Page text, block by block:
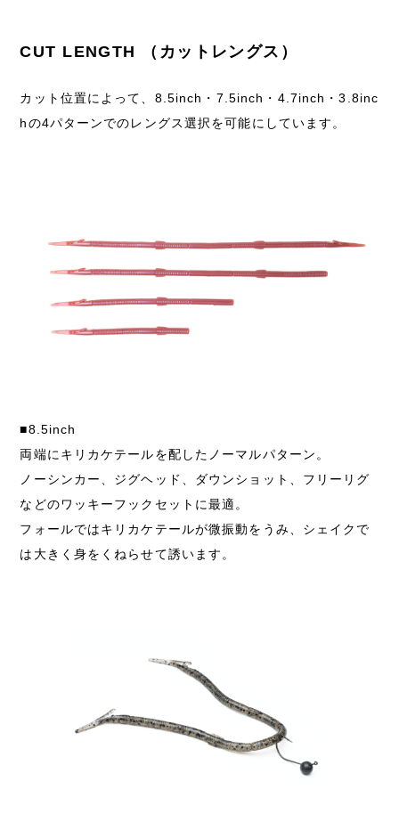
CUT LENGTH （カットレングス）
カット位置によって、8.5inch・7.5inch・4.7inch・3.8inc
hの4パターンでのレングス選択を可能にしています。
■8.5inch
両端にキリカケテールを配したノーマルパターン。
ノーシンカー、ジグヘッド、ダウンショット、フリーリグ
などのワッキーフックセットに最適。
フォールではキリカケテールが微振動をうみ、シェイクで
は大きく身をくねらせて誘います。